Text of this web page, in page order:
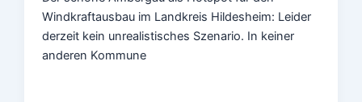
Windkraftausbau im Landkreis Hildesheim: Leider
derzeit kein unrealistisches Szenario. In keiner
anderen Kommune